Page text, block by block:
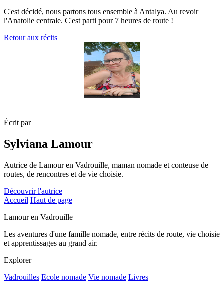
C'est décidé, nous partons tous ensemble à Antalya. Au revoir
l'Anatolie centrale. C'est parti pour 7 heures de route !
Retour aux récits
Écrit par
Sylviana Lamour
Autrice de Lamour en Vadrouille, maman nomade et conteuse de
routes, de rencontres et de vie choisie.
Découvrir l'autrice
Accueil Haut de page
Lamour en Vadrouille
Les aventures d'une famille nomade, entre récits de route, vie choisie
et apprentissages au grand air.
Explorer
Vadrouilles Ecole nomade Vie nomade Livres